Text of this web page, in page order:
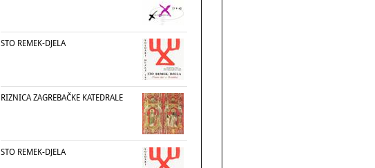
STO REMEK-DJELA
RIZNICA ZAGREBAČKE KATEDRALE
STO REMEK-DJELA